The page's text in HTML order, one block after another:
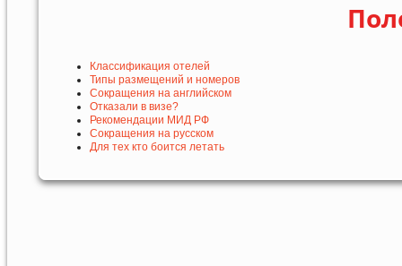
Классификация отелей
Типы размещений и номеров
Сокращения на английском
Отказали в визе?
Рекомендации МИД РФ
Сокращения на русском
Для тех кто боится летать